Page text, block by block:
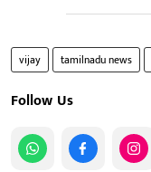
vijay tamilnadu news
Follow Us